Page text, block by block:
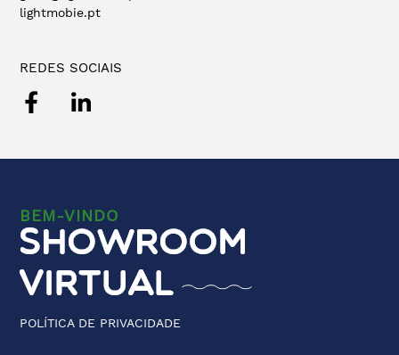
lightmobie.pt
REDES SOCIAIS
BEM-VINDO
POLÍTICA DE PRIVACIDADE